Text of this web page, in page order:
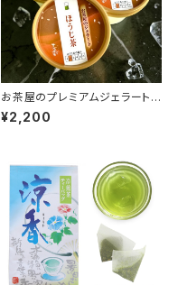
お茶屋のプレミアムジェラート
ほうじ茶【3個詰合せ】
¥2,200